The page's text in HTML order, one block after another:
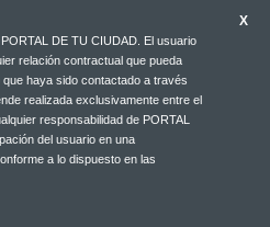
DE TU CIUDAD. El usuario
relación contractual que pueda
haya sido contactado a través
realizada exclusivamente entre el
responsabilidad de PORTAL
del usuario en una
a lo dispuesto en las
X
Iniciar sesión
EUR
Contacte con nosotros